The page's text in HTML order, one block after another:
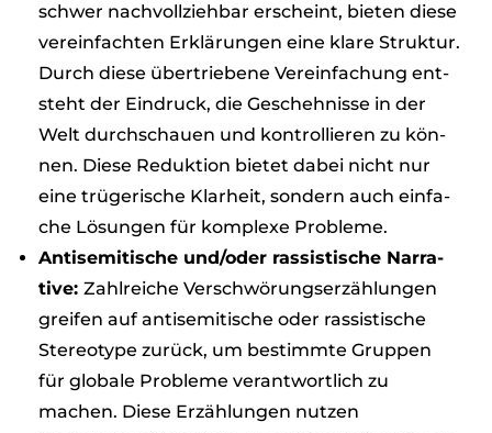
schwer nach­voll­zieh­bar erscheint, bie­ten diese
ver­ein­fach­ten Erklä­run­gen eine klare Struk­tur.
Durch diese über­trie­bene Ver­ein­fa­chung ent­
steht der Ein­druck, die Gescheh­nisse in der
Welt durch­schauen und kon­trol­lie­ren zu kön­
nen. Diese Reduk­tion bie­tet dabei nicht nur
eine trü­ge­ri­sche Klar­heit, son­dern auch ein­fa­
che Lösun­gen für kom­plexe Pro­bleme.
Anti­se­mi­ti­sche und/oder ras­sis­ti­sche Nar­ra­
tive: Zahl­rei­che Ver­schwö­rungs­er­zäh­lun­gen
grei­fen auf anti­se­mi­ti­sche oder ras­sis­ti­sche
Ste­reo­type zurück, um bestimmte Grup­pen
für glo­bale Pro­bleme ver­ant­wort­lich zu
machen. Diese Erzäh­lun­gen nut­zen